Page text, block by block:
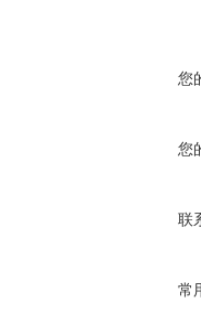
您
您
联
常